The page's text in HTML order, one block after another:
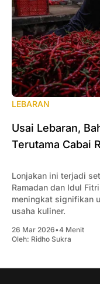
LEBARAN
Usai Lebaran,
Terutama Cabai
Lonjakan ini terjadi
Ramadan dan Idul
meningkat signifikan
usaha kuliner.
26 Mar 2026•4 Menit
Oleh: Ridho Sukra